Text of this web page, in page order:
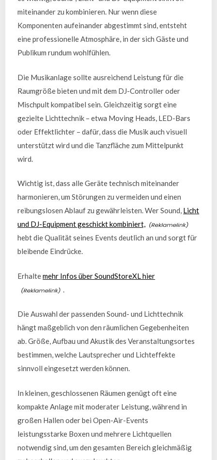
miteinander zu kombinieren. Nur wenn diese
Komponenten aufeinander abgestimmt sind, entsteht
eine professionelle Atmosphäre, in der sich Gäste und
Publikum rundum wohlfühlen.
Die Musikanlage sollte ausreichend Leistung für die
Raumgröße bieten und mit dem DJ-Controller oder
Mischpult kompatibel sein. Gleichzeitig sorgt eine
gezielte Lichttechnik – etwa Moving Heads, LED-Bars
oder Effektlichter – dafür, dass die Musik auch visuell
unterstützt wird und die Tanzfläche zum Mittelpunkt
wird.
Wichtig ist, dass alle Geräte technisch miteinander
harmonieren, um Störungen zu vermeiden und einen
reibungslosen Ablauf zu gewährleisten. Wer Sound, Licht
und DJ-Equipment geschickt kombiniert,
hebt die Qualität seines Events deutlich an und sorgt für
bleibende Eindrücke.
Erhaltemehr Infos über SoundStoreXL hier
Die Auswahl der passenden Sound- und Lichttechnik
hängt maßgeblich von den räumlichen Gegebenheiten
ab. Größe, Aufbau und Akustik des Veranstaltungsortes
bestimmen, welche Lautsprecher und Lichteffekte
sinnvoll eingesetzt werden können.
In kleinen, geschlossenen Räumen genügt oft eine
kompakte Anlage mit moderater Leistung, während in
großen Hallen oder bei Open-Air-Events
leistungsstarke Boxen und mehrere Lichtquellen
notwendig sind, um den gesamten Bereich gleichmäßig